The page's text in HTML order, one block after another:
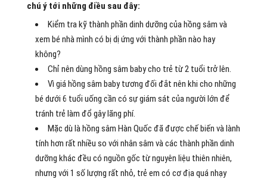
chú ý tới những điều sau đây:
Kiểm tra kỹ thành phần dinh dưỡng của hồng sâm và
xem bé nhà mình có bị dị ứng với thành phần nào hay
không?
Chỉ nên dùng hồng sâm baby cho trẻ từ 2 tuổi trở lên.
Vì giá hồng sâm baby tương đối đắt nên khi cho những
bé dưới 6 tuổi uống cần có sự giám sát của người lớn để
tránh trẻ làm đổ gây lãng phí.
Mặc dù là hồng sâm Hàn Quốc đã được chế biến và lành
tính hơn rất nhiều so với nhân sâm và các thành phần dinh
dưỡng khác đều có nguồn gốc từ nguyên liệu thiên nhiên,
nhưng với 1 số lượng rất nhỏ, trẻ em có cơ địa quá nhạy